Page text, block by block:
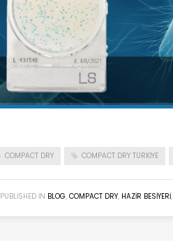
COMPACT DRY COMPACT DRY TÜRKIYE
PUBLISHED IN BLOG, COMPACT DRY, HAZIR BESIYERI,